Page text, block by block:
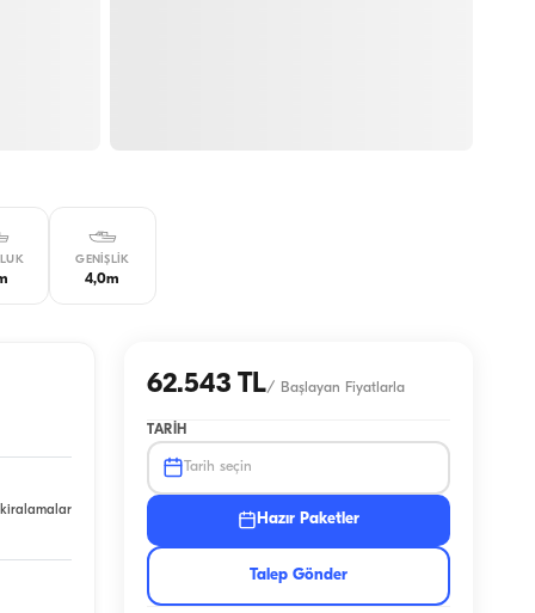
GENIŞLIK
4,0m
kiralamalar
62.543 TL/ Başlayan Fiyatlarla
TARIH
Tarih seçin
Hazır Paketler
Talep Gönder